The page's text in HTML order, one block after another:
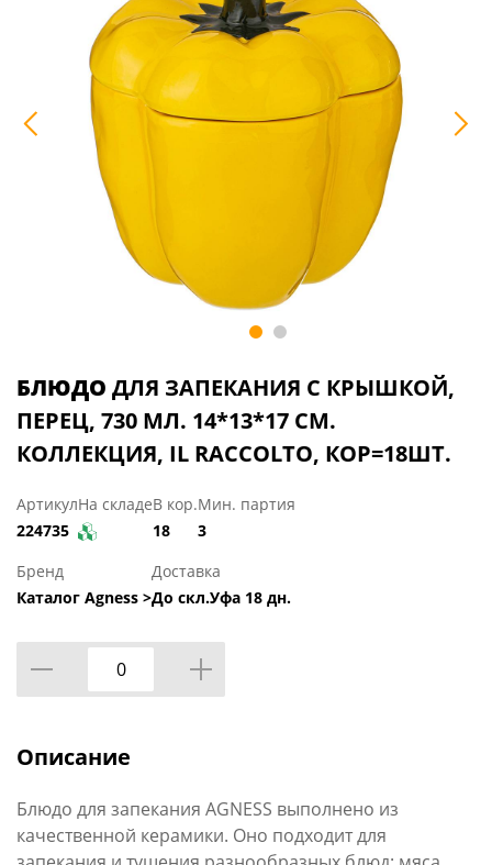
БЛЮДО ДЛЯ ЗАПЕКАНИЯ С КРЫШКОЙ,
ПЕРЕЦ, 730 МЛ. 14*13*17 СМ.
КОЛЛЕКЦИЯ, IL RACCOLTO, КОР=18ШТ.
Артикул
224735
На складеВ кор.
18
Мин. партия
3
Бренд
Каталог Agness >
Доставка
До скл.Уфа 18 дн.
Описание
Блюдо для запекания AGNESS выполнено из
качественной керамики. Оно подходит для